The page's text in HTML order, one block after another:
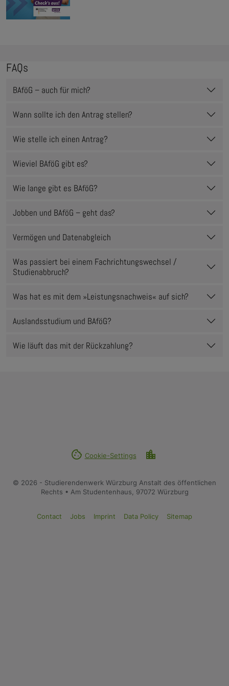
FAQs
BAföG – auch für mich?
Wann sollte ich den Antrag stellen?
Wie stelle ich einen Antrag?
Wieviel BAföG gibt es?
Wie lange gibt es BAföG?
Jobben und BAföG – geht das?
Vermögen und Datenabgleich
Was passiert bei einem Fachrichtungswechsel /
Studienabbruch?
Was hat es mit dem »Leistungsnachweis« auf sich?
Auslandsstudium und BAföG?
Wie läuft das mit der Rückzahlung?
cookie Cookie-Settings location_city
© 2026 - Studierendenwerk Würzburg Anstalt des öffentlichen
Rechts • Am Studentenhaus, 97072 Würzburg
Contact Jobs Imprint Data Policy Sitemap